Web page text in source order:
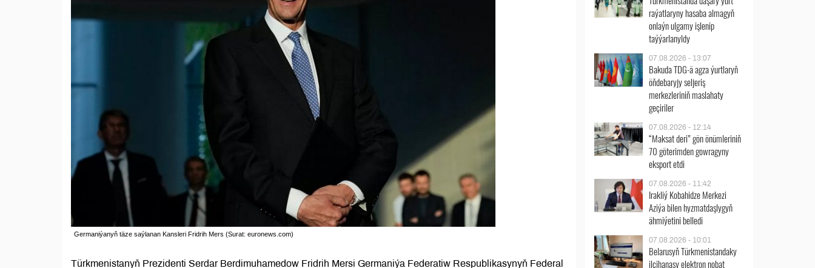
Germaniýanyň täze saýlanan Kansleri Fridrih Mers (Surat: euronews.com)
Türkmenistanyň Prezidenti Serdar Berdimuhamedow Fridrih Mersi Germaniýa Federatiw Respublikasynyň Federal
raýatlaryny hasaba almagyň
onlaýn ulgamy işlenip
taýýarlanyldy
07.08.2026 - 13:07
Bakuda TDG-ä agza ýurtlaryň
öňdebaryjy seljeriş
merkezleriniň maslahaty
geçiriler
07.08.2026 - 12:14
“Maksat deri” gön önümleriniň
70 göterimden gowragyny
eksport etdi
07.08.2026 - 11:42
Irakliý Kobahidze Merkezi
Aziýa bilen hyzmatdaşlygyň
ähmiýetini belledi
07.08.2026 - 10:01
Belarusyň Türkmenistandaky
ilçihanasy elektron nobat